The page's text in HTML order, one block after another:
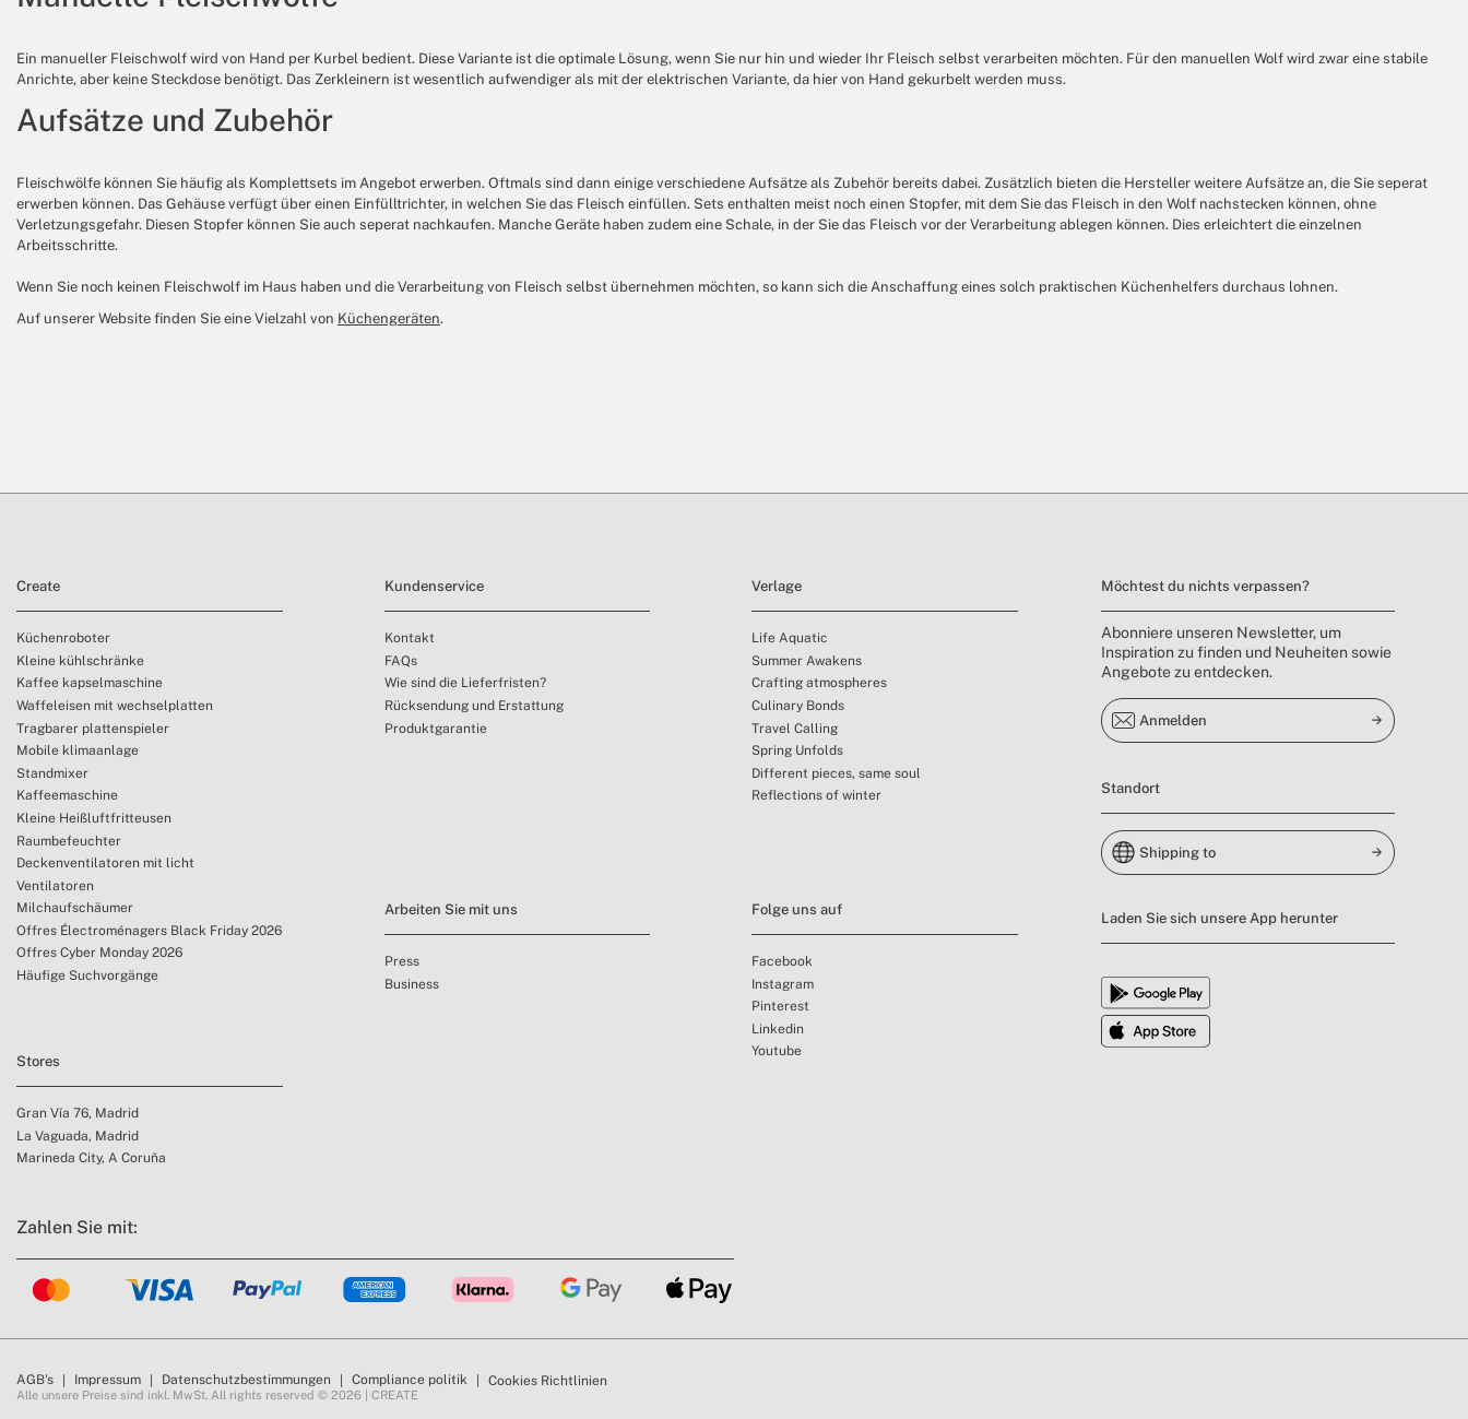
Ein manueller Fleischwolf wird von Hand per Kurbel bedient. Diese Variante ist die optimale Lösung, wenn Sie nur hin und wieder Ihr Fleisch selbst verarbeiten möchten. Für den manuellen Wolf wird zwar eine stabile
Anrichte, aber keine Steckdose benötigt. Das Zerkleinern ist wesentlich aufwendiger als mit der elektrischen Variante, da hier von Hand gekurbelt werden muss.
Aufsätze und Zubehör
Fleischwölfe können Sie häufig als Komplettsets im Angebot erwerben. Oftmals sind dann einige verschiedene Aufsätze als Zubehör bereits dabei. Zusätzlich bieten die Hersteller weitere Aufsätze an, die Sie seperat
erwerben können. Das Gehäuse verfügt über einen Einfülltrichter, in welchen Sie das Fleisch einfüllen. Sets enthalten meist noch einen Stopfer, mit dem Sie das Fleisch in den Wolf nachstecken können, ohne
Verletzungsgefahr. Diesen Stopfer können Sie auch seperat nachkaufen. Manche Geräte haben zudem eine Schale, in der Sie das Fleisch vor der Verarbeitung ablegen können. Dies erleichtert die einzelnen
Arbeitsschritte.
Wenn Sie noch keinen Fleischwolf im Haus haben und die Verarbeitung von Fleisch selbst übernehmen möchten, so kann sich die Anschaffung eines solch praktischen Küchenhelfers durchaus lohnen.
Auf unserer Website finden Sie eine Vielzahl von Küchengeräten.
Create
Küchenroboter
Kleine kühlschränke
Kaffee kapselmaschine
Waffeleisen mit wechselplatten
Tragbarer plattenspieler
Mobile klimaanlage
Standmixer
Kaffeemaschine
Kleine Heißluftfritteusen
Raumbefeuchter
Deckenventilatoren mit licht
Ventilatoren
Milchaufschäumer
Offres Électroménagers Black Friday 2026
Offres Cyber Monday 2026
Häufige Suchvorgänge
Stores
Gran Vía 76, Madrid
La Vaguada, Madrid
Marineda City, A Coruña
Kundenservice
Kontakt
FAQs
Wie sind die Lieferfristen?
Rücksendung und Erstattung
Produktgarantie
Arbeiten Sie mit uns
Press
Business
Verlage
Life Aquatic
Summer Awakens
Crafting atmospheres
Culinary Bonds
Travel Calling
Spring Unfolds
Different pieces, same soul
Reflections of winter
Folge uns auf
Facebook
Instagram
Pinterest
Linkedin
Youtube
Möchtest du nichts verpassen?
Abonniere unseren Newsletter, um
Inspiration zu finden und Neuheiten sowie
Angebote zu entdecken.
Anmelden
Standort
Shipping to
Laden Sie sich unsere App herunter
Zahlen Sie mit:
AGB's Impressum Datenschutzbestimmungen Compliance politik Cookies Richtlinien
Alle unsere Preise sind inkl. MwSt. All rights reserved © 2026 | CREATE